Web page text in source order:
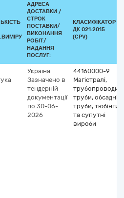
АДРЕСА
ДОСТАВКИ /
СТРОК
ПОСТАВКИ/
ВИКОНАННЯ
РОБІТ/
НАДАННЯ
ПОСЛУГ:
КЛАСИФІКАТОР
ДК 021:2015
(CPV)
Україна
Зазначено в
тендерній
документації
по 30-06-
2026
44160000-9
Магістралі,
трубопроводи,
труби, обсадні
труби, тюбінги
та супутні
вироби